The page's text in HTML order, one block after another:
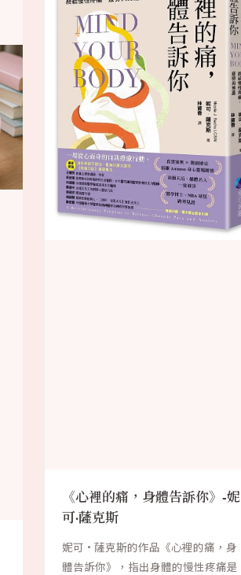
《心裡的痛，身體告訴你》-妮
可·薩克斯
妮可·薩克斯的作品《心裡的痛，身
體告訴你》，指出身體的慢性疼痛是